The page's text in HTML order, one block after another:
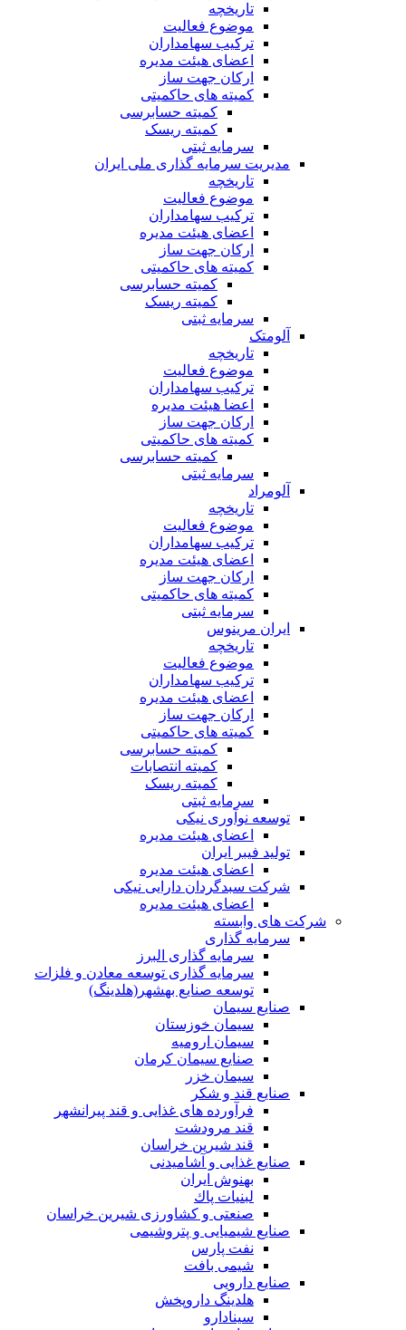
تاریخچه
موضوع فعالیت
ترکیب سهامداران
اعضای هیئت مدیره
ارکان جهت ساز
کمیته های حاکمیتی
کمیته حسابرسی
کمیته ریسک
سرمایه ثبتی
مدیریت سرمایه گذاری ملی ایران
تاریخچه
موضوع فعالیت
ترکیب سهامداران
اعضای هیئت مدیره
ارکان جهت ساز
کمیته های حاکمیتی
کمیته حسابرسی
کمیته ریسک
سرمایه ثبتی
آلومتک
تاریخچه
موضوع فعالیت
ترکیب سهامداران
اعضا هیئت مدیره
ارکان جهت ساز
کمیته های حاکمیتی
کمیته حسابرسی
سرمایه ثبتی
آلومراد
تاریخچه
موضوع فعالیت
ترکیب سهامداران
اعضای هیئت مدیره
ارکان جهت ساز
کمیته های حاکمیتی
سرمایه ثبتی
ایران مرینوس
تاریخچه
موضوع فعالیت
ترکیب سهامداران
اعضای هیئت مدیره
ارکان جهت ساز
کمیته های حاکمیتی
کمیته حسابرسی
کمیته انتصابات
کمیته ریسک
سرمایه ثبتی
توسعه نوآوری نیکی
اعضای هیئت مدیره
تولید فیبر ایران
اعضای هیئت مدیره
شرکت سبدگردان دارایی نیکی
اعضای هیئت مدیره
شرکت های وابسته
سرمایه گذاری
سرمایه گذاری البرز
سرمایه گذاری توسعه معادن و فلزات
توسعه‌ صنایع‌ بهشهر(هلدینگ)
صنایع سیمان
سیمان خوزستان
سیمان ارومیه
صنایع سیمان کرمان
سیمان خزر
صنایع قند و شکر
فرآورده های غذایی و قند پیرانشهر
قند مرودشت
قند شیرین خراسان
صنایع غذايی و آشاميدنی
بهنوش ایران
لبنيات پاك
صنعتی و کشاورزی شیرین خراسان
صنایع شیمیایی و پتروشیمی
نفت پارس
شیمی بافت
صنایع دارویی
هلدینگ داروپخش
سینادارو